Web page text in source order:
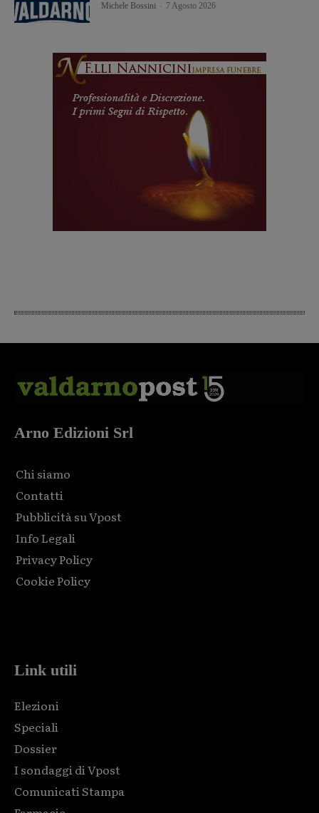
Michele Bossini 7 Agosto 2026
Arno Edizioni Srl
Chi siamo
Contatti
Pubblicità su Vpost
Info Legali
Privacy Policy
Cookie Policy
Link utili
Elezioni
Speciali
Dossier
I sondaggi di Vpost
Comunicati Stampa